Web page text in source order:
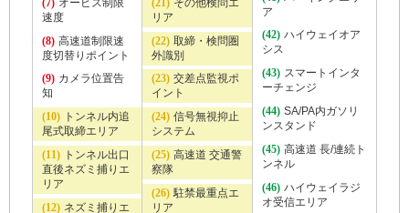
速度
(8) 高速道制限速
度切替りポイント
(9) カメラ位置告
知
(10) トンネル内追
尾式取締エリア
(11) トンネル出口
直後ネズミ捕りエ
リア
(12) ネズミ捕りエ
リア
(22) 取締・検問圏
外識別
(23) 交差点監視ポ
イント
(24) 信号無視抑止
システム
(25) 高速道 交通警
察隊
(26) 駐禁最重点エ
リア
ア
(42) ハイウェイオア
シス
(43) スマートインタ
ーチェンジ
(44) SA/PA内ガソリ
ンスタンド
(45) 高速道 長/連続ト
ンネル
(46) ハイウェイラジ
オ受信エリア